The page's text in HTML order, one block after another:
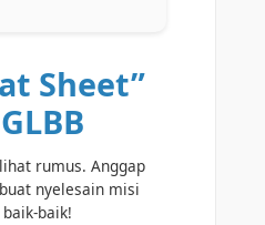
Sheet”
rumus. Anggap
buat nyelesain misi
baik!